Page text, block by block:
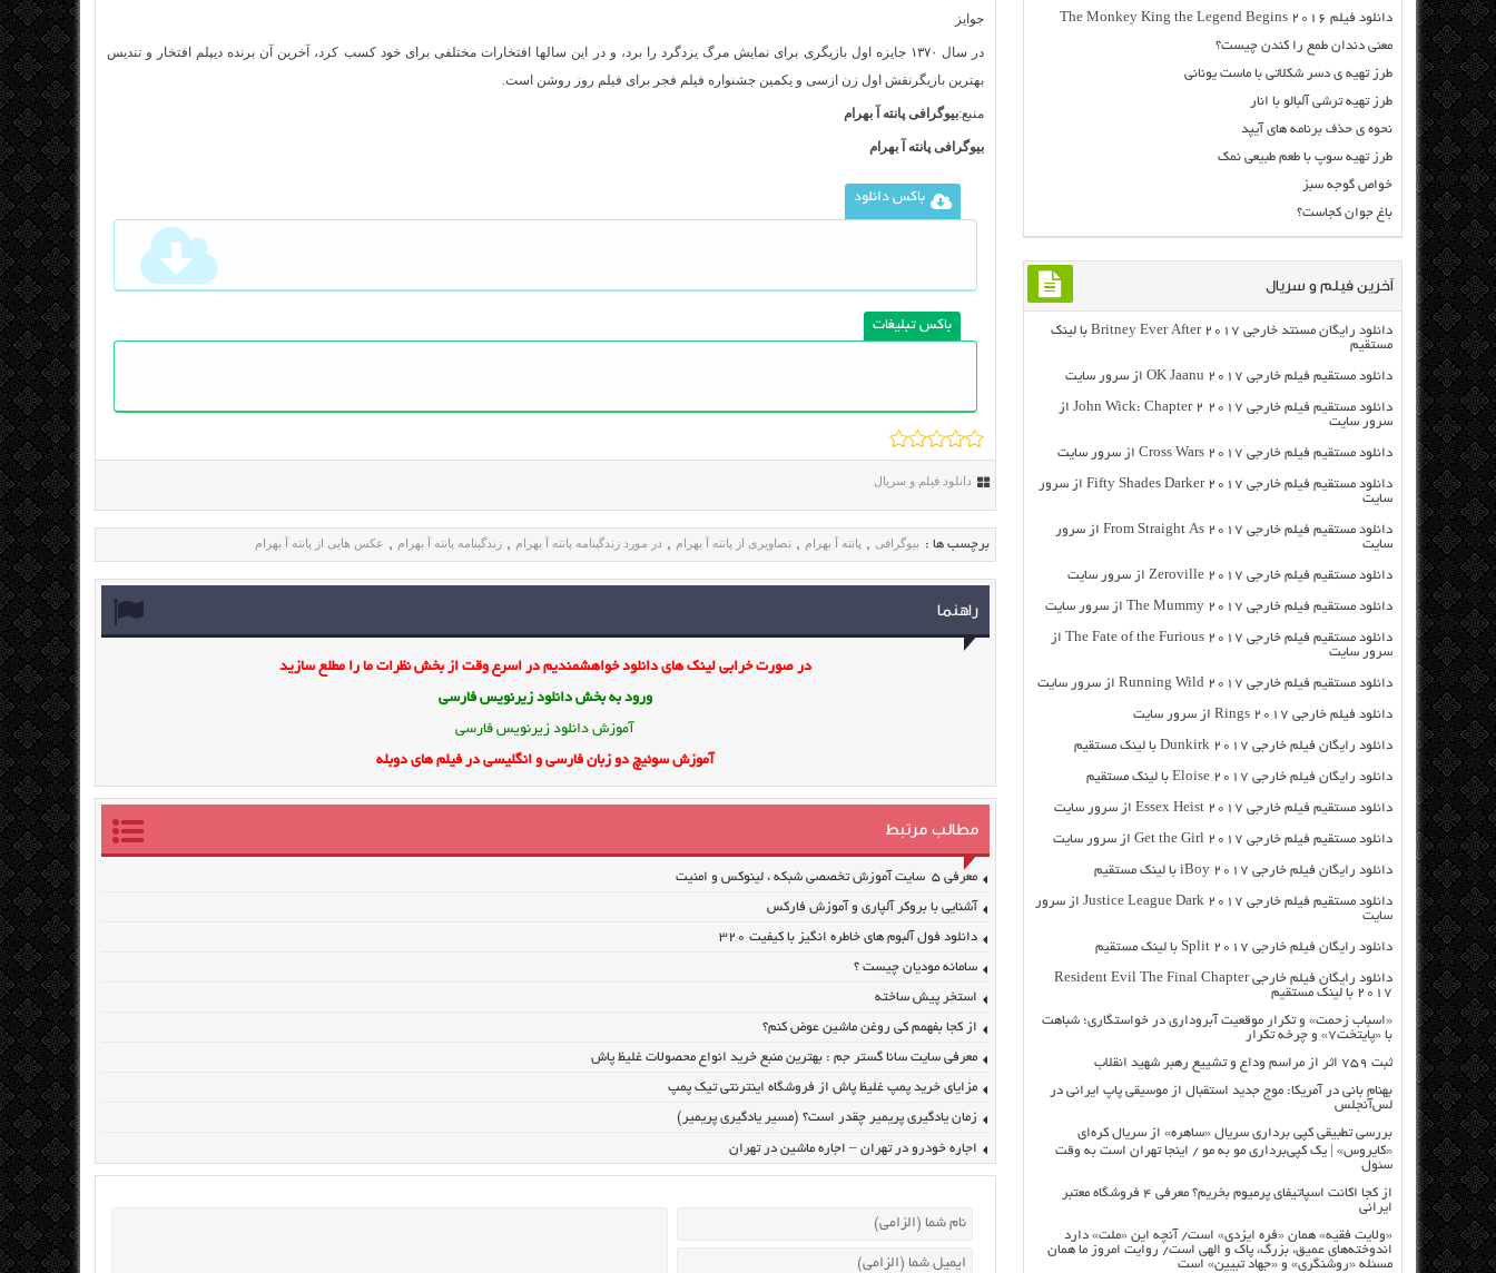
جوایز
در سال ۱۳۷۰ جایزه اول بازیگری برای نمایش مرگ یزدگرد را برد، و در این سالها افتخارات مختلفی برای خود کسب کرد، آخرین آن برنده دیپلم افتخار و تندیس
بهترین بازیگرنقش اول زن ازسی و یکمین جشنواره فیلم فجر برای فیلم روز روشن است.
منبع:بیوگرافی پانته آ بهرام
بیوگرافی پانته آ بهرام
باکس دانلود
باکس تبلیغات
دانلود فیلم و سریال
برچسب ها : بیوگرافی , پانته آ بهرام , تصاویری از پانته آ بهرام , در مورد زندگینامه پانته آ بهرام , زندگینامه پانته آ بهرام , عکس هایی از پانته آ بهرام
راهنما
در صورت خرابی لینک های دانلود خواهشمندیم در اسرع وقت از بخش نظرات ما را مطلع سازید
ورود به بخش دانلود زیرنویس فارسی
آموزش دانلود زیرنویس فارسی
آموزش سوئیچ دو زبان فارسی و انگلیسی در فیلم های دوبله
مطالب مرتبط
معرفی ۵ سایت آموزش تخصصی شبکه ، لینوکس و امنیت
آشنایی با بروکر آلپاری و آموزش فارکس
دانلود فول آلبوم های خاطره انگیز با کیفیت ۳۲۰
سامانه مودیان چیست ؟
استخر پیش ساخته
از کجا بفهمم کی روغن ماشین عوض کنم؟
معرفی سایت سانا گستر جم : بهترین منبع خرید انواع محصولات غلیظ پاش
مزایای خرید پمپ غلیظ پاش از فروشگاه اینترنتی تیک پمپ
زمان یادگیری پریمیر چقدر است؟ (مسیر یادگیری پریمیر)
اجاره خودرو در تهران – اجاره ماشین در تهران
دانلود فیلم The Monkey King the Legend Begins 2016
معنی دندان طمع را کندن چیست؟
طرز تهیه ی دسر شکلاتی با ماست یونانی
طرز تهیه ترشی آلبالو با انار
نحوه ی حذف برنامه های آیپد
طرز تهیه سوپ با طعم طبیعی نمک
خواص گوجه سبز
باغ جوان کجاست؟
آخرین فیلم و سریال
دانلود رایگان مسنتد خارجی Britney Ever After 2017 با لینک
مستقیم
دانلود مستقیم فیلم خارجی OK Jaanu 2017 از سرور سایت
دانلود مستقیم فیلم خارجی John Wick: Chapter 2 2017 از
سرور سایت
دانلود مستقیم فیلم خارجی Cross Wars 2017 از سرور سایت
دانلود مستقیم فیلم خارجی Fifty Shades Darker 2017 از سرور
سایت
دانلود مستقیم فیلم خارجی From Straight As 2017 از سرور
سایت
دانلود مستقیم فیلم خارجی Zeroville 2017 از سرور سایت
دانلود مستقیم فیلم خارجی The Mummy 2017 از سرور سایت
دانلود مستقیم فیلم خارجی The Fate of the Furious 2017 از
سرور سایت
دانلود مستقیم فیلم خارجی Running Wild 2017 از سرور سایت
دانلود فیلم خارجی Rings 2017 از سرور سایت
دانلود رایگان فیلم خارجی Dunkirk 2017 با لینک مستقیم
دانلود رایگان فیلم خارجی Eloise 2017 با لینک مستقیم
دانلود مستقیم فیلم خارجی Essex Heist 2017 از سرور سایت
دانلود مستقیم فیلم خارجی Get the Girl 2017 از سرور سایت
دانلود رایگان فیلم خارجی iBoy 2017 با لینک مستقیم
دانلود مستقیم فیلم خارجی Justice League Dark 2017 از سرور
سایت
دانلود رایگان فیلم خارجی Split 2017 با لینک مستقیم
دانلود رایگان فیلم خارجی Resident Evil The Final Chapter
2017 با لینک مستقیم
«اسباب زحمت» و تکرار موقعیت آبروداری در خواستگاری؛ شباهت
با «پایتخت۷» و چرخه تکرار
ثبت ۷۵۹ اثر از مراسم وداع و تشییع رهبر شهید انقلاب
بهنام بانی در آمریکا: موج جدید استقبال از موسیقی پاپ ایرانی در
لس‌آنجلس
بررسی تطبیقی کپی برداری سریال «ساهره» از سریال کره‌ای
«کایروس» | یک کپی‌برداری مو به مو / اینجا تهران است به وقت
سئول
از کجا اکانت اسپاتیفای پرمیوم بخریم؟ معرفی ۴ فروشگاه معتبر
ایرانی
«ولایت فقیه» همان «فره ایزدی» است/ آنچه این «ملت» دارد
اندوخته‌های عمیق، بزرگ، پاک و الهی است/ روایت امروز ما همان
مسئله «روشنگری» و «جهاد تبیین» است